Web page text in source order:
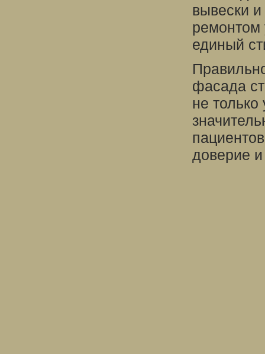
вывески
ремонтом
единый
фасада
не
доверие